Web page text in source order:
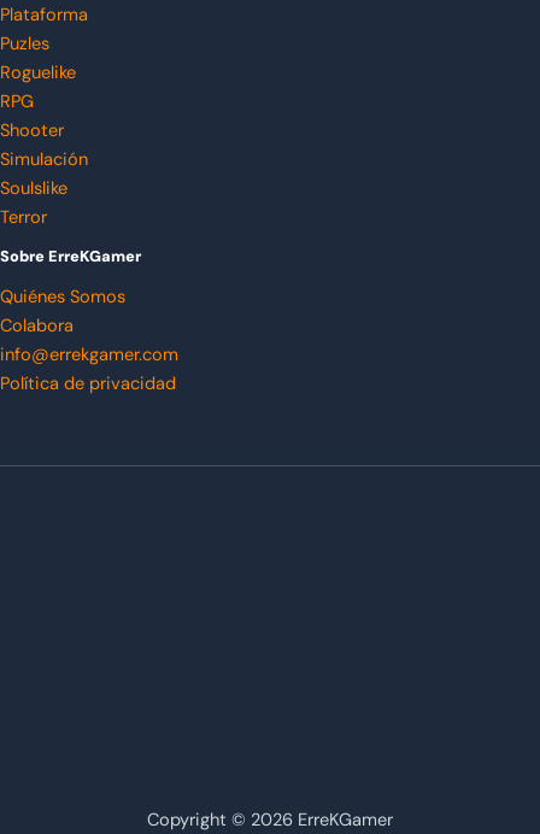
Plataforma
Puzles
Roguelike
RPG
Shooter
Simulación
Soulslike
Terror
Sobre ErreKGamer
Quiénes Somos
Colabora
info@errekgamer.com
Política de privacidad
Copyright © 2026 ErreKGamer